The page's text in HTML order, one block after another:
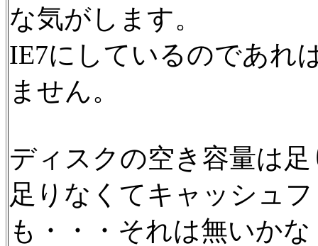
な気がします。
IE7にしているのであれ
ません。
ディスクの空き容量は
足りなくてキャッシュ
も・・・それは無いか